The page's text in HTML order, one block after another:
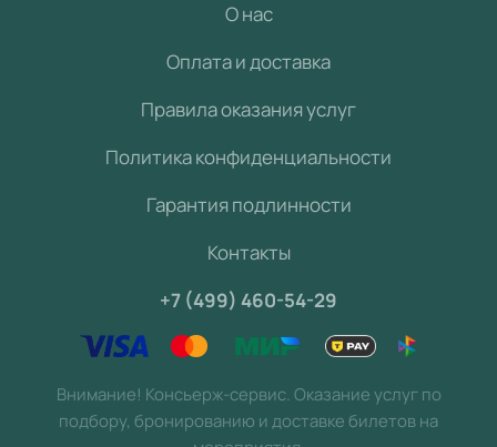
О нас
Оплата и доставка
Правила оказания услуг
Политика конфиденциальности
Гарантия подлинности
Контакты
+7 (499) 460-54-29
Внимание! Консьерж-сервис. Оказание услуг по
подбору, бронированию и доставке билетов на